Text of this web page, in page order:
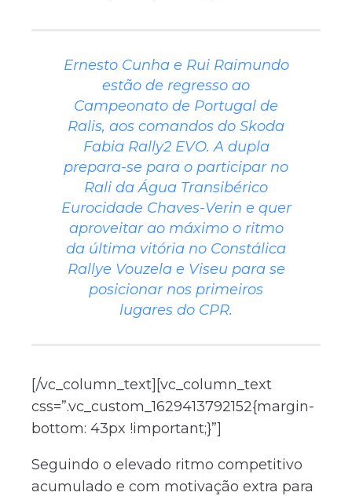
Ernesto Cunha e Rui Raimundo
estão de regresso ao
Campeonato de Portugal de
Ralis, aos comandos do Skoda
Fabia Rally2 EVO. A dupla
prepara-se para o participar no
Rali da Água Transibérico
Eurocidade Chaves-Verin e quer
aproveitar ao máximo o ritmo
da última vitória no Constálica
Rallye Vouzela e Viseu para se
posicionar nos primeiros
lugares do CPR.
[/vc_column_text][vc_column_text
css=”.vc_custom_1629413792152{margin-
bottom: 43px !important;}”]
Seguindo o elevado ritmo competitivo
acumulado e com motivação extra para